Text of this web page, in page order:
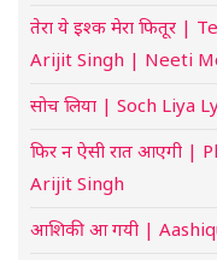
तेरा ये इश्क मेरा फितूर |
Arijit Singh | Neeti
सोच लिया | Soch Liya
फिर न ऐसी रात आएगी |
Arijit Singh
आशिकी आ गयी |